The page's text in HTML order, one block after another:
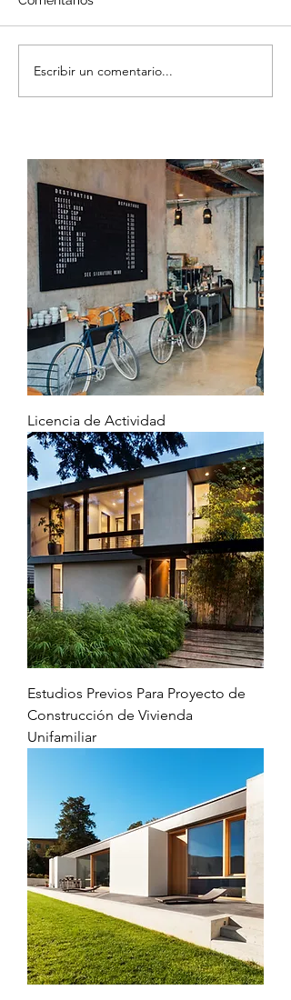
Escribir un comentario...
Licencia de Actividad
Estudios Previos Para Proyecto de
Construcción de Vivienda
Unifamiliar